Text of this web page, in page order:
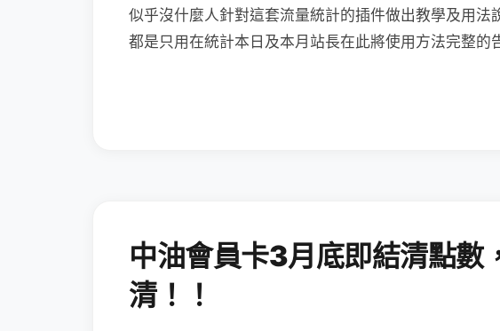
似乎沒什麼人針對這套流量統計的插件做出教學及用法
都是只用在統計本日及本月站長在此將使用方法完整的
中油會員卡3月底即結清點數
清！！